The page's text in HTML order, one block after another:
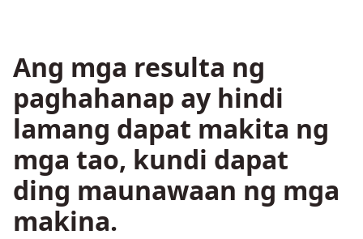
Ang mga resulta ng
paghahanap ay hindi
lamang dapat makita ng
mga tao, kundi dapat
ding maunawaan ng mga
makina.